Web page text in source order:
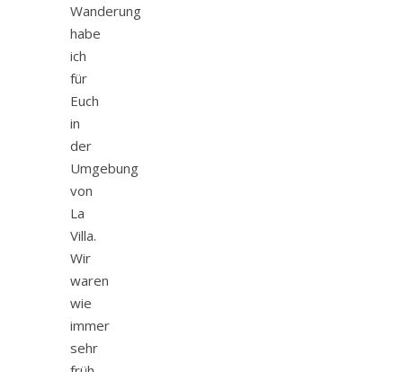
Wanderung
habe
ich
für
Euch
in
der
Umgebung
von
La
Villa.
Wir
waren
wie
immer
sehr